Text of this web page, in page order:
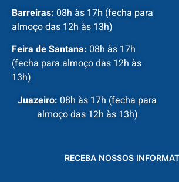
Barreiras: 08h às 17h (fecha para
almoço das 12h às 13h)
Feira de Santana: 08h às 17h
(fecha para almoço das 12h às
13h)
Juazeiro: 08h às 17h (fecha para
almoço das 12h às 13h)
RECEBA NOSSOS